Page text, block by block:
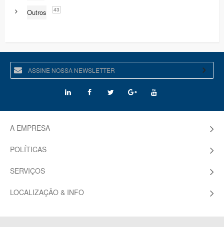
Outros 43
A EMPRESA
POLÍTICAS
SERVIÇOS
LOCALIZAÇÃO & INFO